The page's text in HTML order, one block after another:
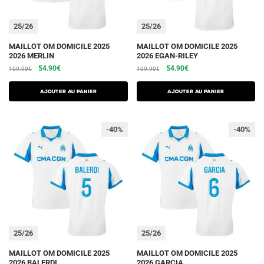
du
du
25/26
MAILLOT OM DOMICILE 2025
2026 MERLIN
109.90€
Le
initial
était :
54.90€Le
actuel
est :
AJOUTER AU PANIER
Ce
produit
a
plusieurs
variations.
options
peuvent
être
du
25/26
MAILLOT OM DOMICILE 2025
2026 EGAN-RILEY
109.90€
Le
initial
était :
54.90€Le
actuel
est :
AJOUTER AU PANIER
Ce
produit
a
plusieurs
variations.
options
peuvent
être
du
25/26
-40%
MAILLOT OM DOMICILE 2025
Ce
25/26
-40%
MAILLOT OM DOMICILE 2025
Ce